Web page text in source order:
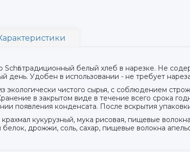
традиционный белый хлеб в нарезке. Не
день. Удобен в использовании - не требует
экологически чистого сырья, с соблюдением
в закрытом виде в течение всего срока
появления конденсата. После вскрытия
крахмал кукурузный, мука рисовая, пищевые
дрожжи, соль, сахар, пищевые волокна